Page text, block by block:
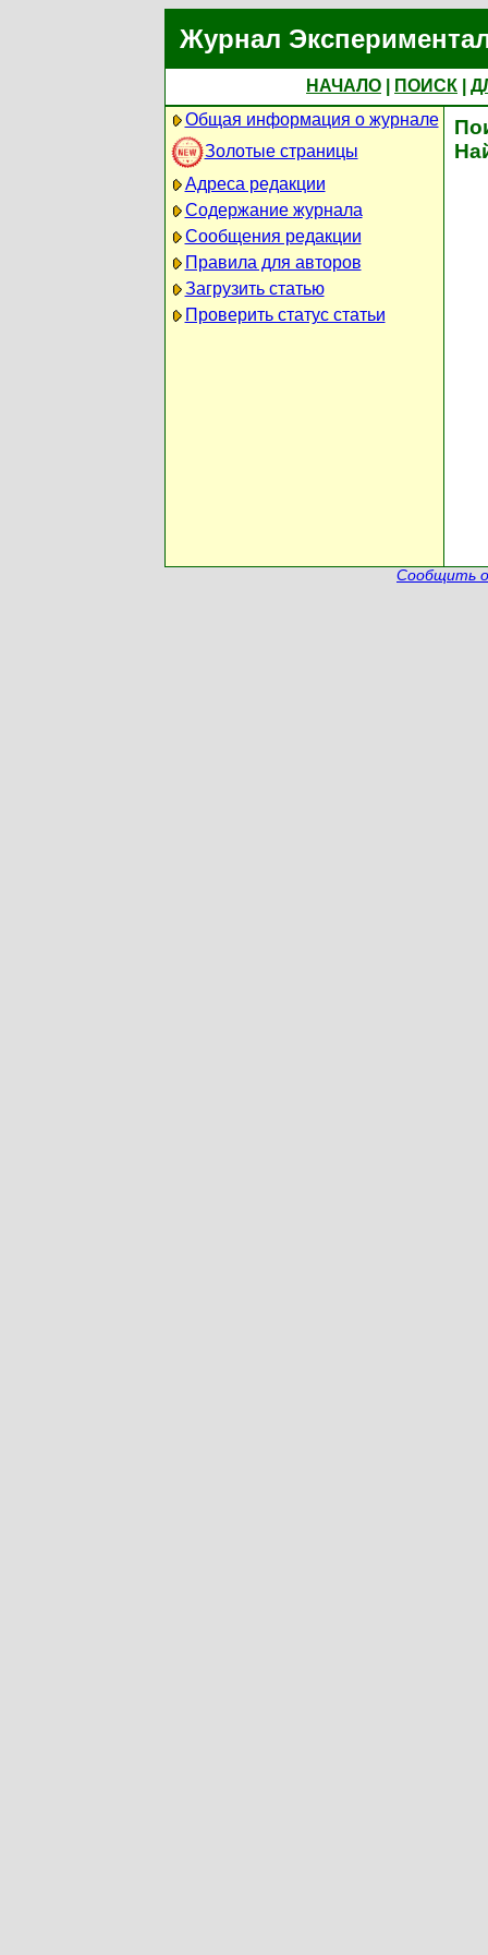
Журнал
НАЧАЛО ПОИСК
Общая информация о журнале
Золотые страницы
Адреса редакции
Содержание журнала
Сообщения редакции
Правила для авторов
Загрузить статью
Проверить статус статьи
Сообщить о